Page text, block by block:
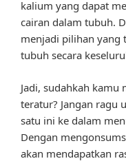
kalium yang dapat
cairan dalam tubuh.
menjadi pilihan yang
tubuh secara
Jadi, sudahkah kamu
teratur? Jangan ragu
satu ini ke dalam
Dengan
akan mendapatkan